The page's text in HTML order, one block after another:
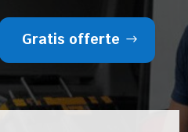
Gratis offerte